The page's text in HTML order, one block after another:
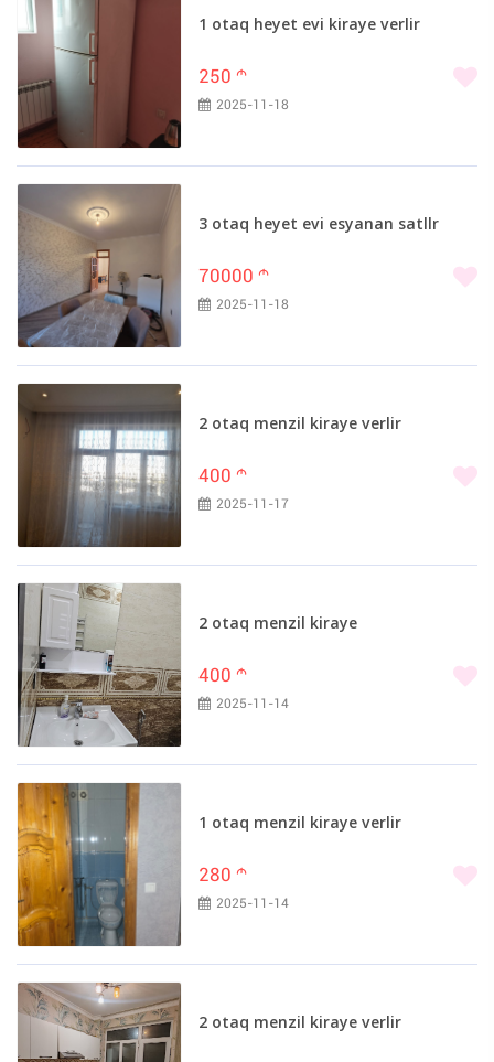
1 otaq heyet evi kiraye verlir
250 m
2025-11-18
3 otaq heyet evi esyanan satllr
70000 m
2025-11-18
2 otaq menzil kiraye verlir
400 m
2025-11-17
2 otaq menzil kiraye
400 m
2025-11-14
1 otaq menzil kiraye verlir
280 m
2025-11-14
2 otaq menzil kiraye verlir